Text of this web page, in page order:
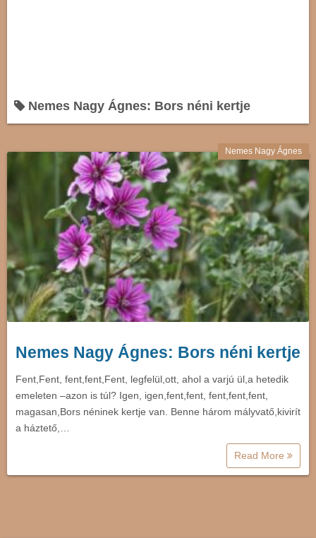
Nemes Nagy Ágnes: Bors néni kertje
Nemes Nagy Ágnes
Nemes Nagy Ágnes: Bors néni kertje
Fent,Fent, fent,fent,Fent, legfelül,ott, ahol a varjú ül,a hetedik
emeleten –azon is túl? Igen, igen,fent,fent, fent,fent,fent,
magasan,Bors néninek kertje van. Benne három mályvatő,kivirít
a háztető,…
Read More